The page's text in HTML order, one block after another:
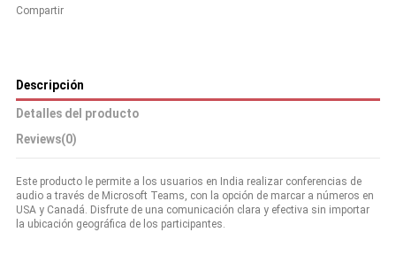
Compartir
Descripción
Detalles del producto
Reviews(0)
Este producto le permite a los usuarios en India realizar conferencias de
audio a través de Microsoft Teams, con la opción de marcar a números en
USA y Canadá. Disfrute de una comunicación clara y efectiva sin importar
la ubicación geográfica de los participantes.